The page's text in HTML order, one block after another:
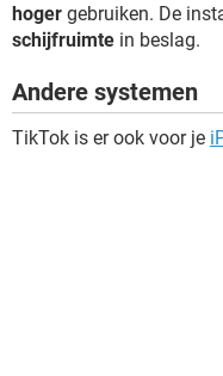
hoger gebruiken. De
schijfruimte in beslag.
Andere systemen
TikTok is er ook voor je